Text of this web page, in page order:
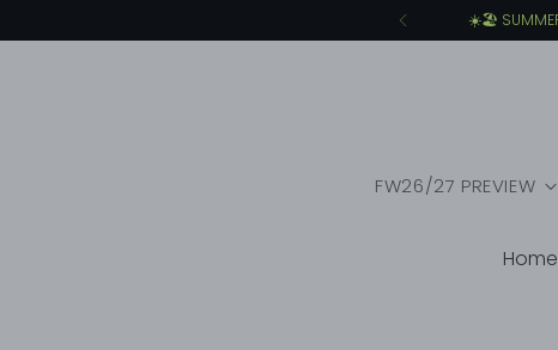
FW26/27 PREVIEW
Home